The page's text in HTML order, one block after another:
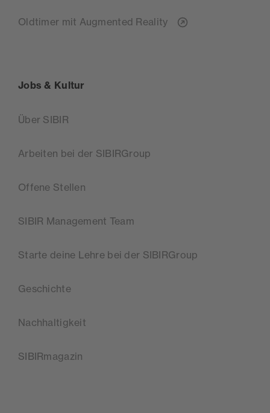
Oldtimer mit Augmented Reality
Jobs & Kultur
Über SIBIR
Arbeiten bei der SIBIRGroup
Offene Stellen
SIBIR Management Team
Starte deine Lehre bei der SIBIRGroup
Geschichte
Nachhaltigkeit
SIBIRmagazin